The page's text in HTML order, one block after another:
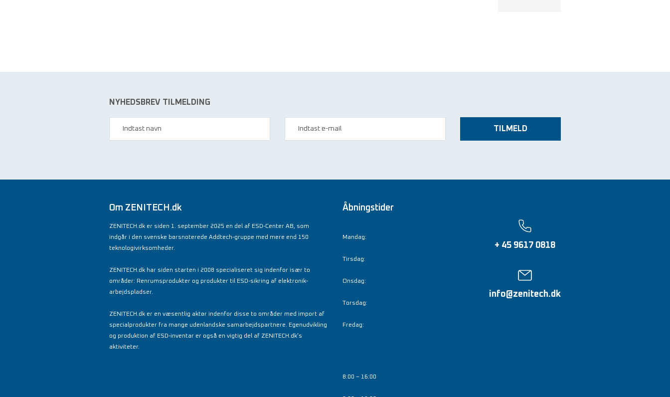
NYHEDSBREV TILMELDING
TILMELD
Om ZENITECH.dk
ZENITECH.dk er siden 1. september 2025 en del af ESD-Center AB, som
indgår i den svenske børsnoterede Addtech-gruppe med mere end 150
teknologivirksomheder.
ZENITECH.dk har siden starten i 2008 specialiseret sig indenfor især to
områder: Renrumsprodukter og produkter til ESD-sikring af elektronik-
arbejdspladser.
ZENITECH.dk er en væsentlig aktør indenfor disse to områder med import af
specialprodukter fra mange udenlandske samarbejdspartnere. Egenudvikling
og produktion af ESD-inventar er også en vigtig del af ZENITECH.dk’s
aktiviteter.
Åbningstider
Mandag:
Tirsdag:
Onsdag:
Torsdag:
Fredag:
8:00 – 16:00
+ 45 9617 0818
info@zenitech.dk